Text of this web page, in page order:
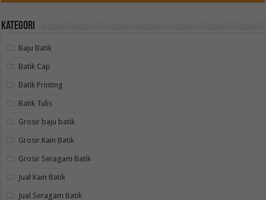
Kategori
Baju Batik
Batik Cap
Batik Printing
Batik Tulis
Grosir baju batik
Grosir Kain Batik
Grosir Seragam Batik
Jual Kain Batik
Jual Seragam Batik